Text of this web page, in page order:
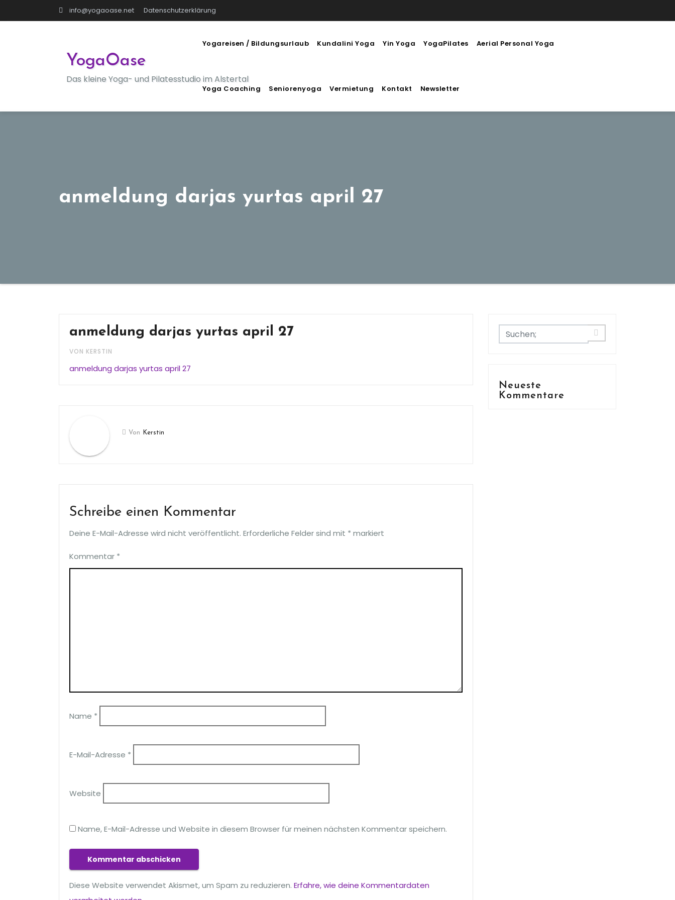
Inhalt
info@yogaoase.net Datenschutzerklärung
YogaOase
Das kleine Yoga- und Pilatesstudio im Alstertal
Yogareisen / Bildungsurlaub Kundalini Yoga Yin Yoga YogaPilates Aerial Personal Yoga
Yoga Coaching Seniorenyoga Vermietung Kontakt Newsletter
anmeldung darjas yurtas april 27
anmeldung darjas yurtas april 27
VON KERSTIN
anmeldung darjas yurtas april 27
Von Kerstin
Schreibe einen Kommentar
Deine E-Mail-Adresse wird nicht veröffentlicht. Erforderliche Felder sind mit * markiert
Kommentar *
Name *
E-Mail-Adresse *
Website
Name, E-Mail-Adresse und Website in diesem Browser für meinen nächsten Kommentar speichern.
Diese Website verwendet Akismet, um Spam zu reduzieren. Erfahre, wie deine Kommentardaten
Neueste
Kommentare